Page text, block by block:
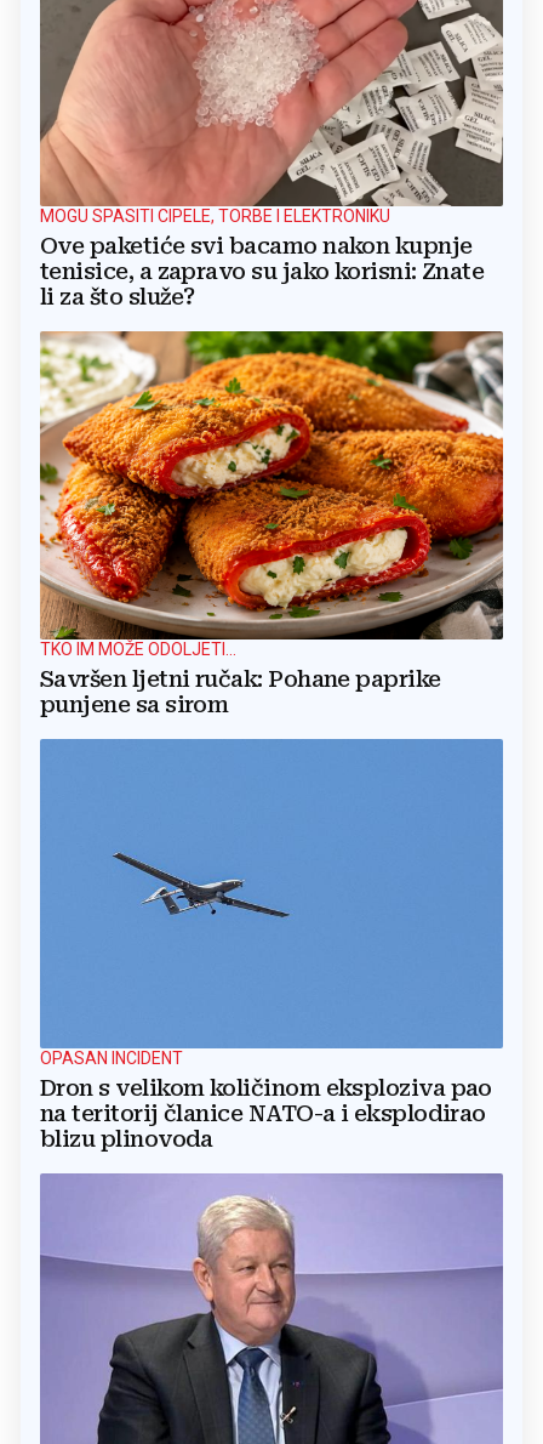
MOGU SPASITI CIPELE, TORBE I ELEKTRONIKU
Ove paketiće svi bacamo nakon kupnje
tenisice, a zapravo su jako korisni: Znate
li za što služe?
TKO IM MOŽE ODOLJETI...
Savršen ljetni ručak: Pohane paprike
punjene sa sirom
OPASAN INCIDENT
Dron s velikom količinom eksploziva pao
na teritorij članice NATO-a i eksplodirao
blizu plinovoda